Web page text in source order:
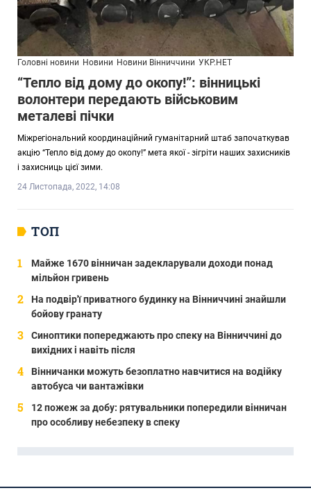
Головні новини Новини Новини Вінниччини УКР.НЕТ
“Тепло від дому до окопу!”: вінницькі
волонтери передають військовим
металеві пічки
Міжрегіональний координаційний гуманітарний штаб започаткував
акцію “Тепло від дому до окопу!” мета якої - зігріти наших захисників
і захисниць цієї зими.
24 Листопада, 2022, 14:08
ТОП
Майже 1670 вінничан задекларували доходи понад
мільйон гривень
На подвір'ї приватного будинку на Вінниччині знайшли
бойову гранату
Синоптики попереджають про спеку на Вінниччині до
вихідних і навіть після
Вінничанки можуть безоплатно навчитися на водійку
автобуса чи вантажівки
12 пожеж за добу: рятувальники попередили вінничан
про особливу небезпеку в спеку